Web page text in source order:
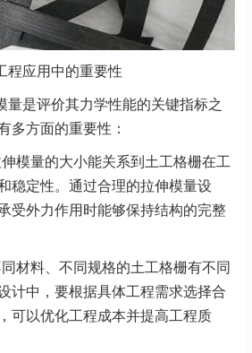
程应用中的重要性
量是评价其力学性能的关键指标之
多方面的重要性：
模量的大小能关系到土工格栅在工
稳定性。通过合理的拉伸模量设
受外力作用时能够保持结构的完整
材料、不同规格的土工格栅有不同
计中，要根据具体工程需求选择合
可以优化工程成本并提高工程质